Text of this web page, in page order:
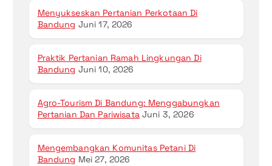
Menyukseskan Pertanian Perkotaan Di
Bandung Juni 17, 2026
Praktik Pertanian Ramah Lingkungan Di
Bandung Juni 10, 2026
Agro-Tourism Di Bandung: Menggabungkan
Pertanian Dan Pariwisata Juni 3, 2026
Mengembangkan Komunitas Petani Di
Bandung Mei 27, 2026